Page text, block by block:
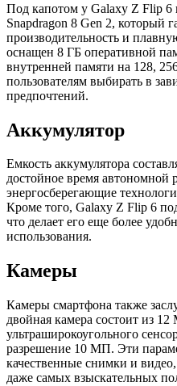
Под капотом у Galaxy Z Flip
Snapdragon 8 Gen 2, который
производительность и
оснащен 8 ГБ оперативной
внутренней памяти на 128,
пользователям выбирать в
предпочтений.
Аккумулятор
Емкость аккумулятора
достойное время автономной
энергосберегающие
Кроме того, Galaxy Z Flip 6
что делает его еще более
использования.
Камеры
Камеры смартфона также
двойная камера состоит из
ультраширокоугольного
разрешение 10 МП. Эти
качественные снимки и
даже самых взыскательных